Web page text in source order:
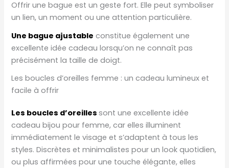
Offrir une bague est un geste fort. Elle peut symboliser
un lien, un moment ou une attention particulière.
Une bague ajustable constitue également une
excellente idée cadeau lorsqu’on ne connaît pas
précisément la taille de doigt.
Les boucles d’oreilles femme : un cadeau lumineux et
facile à offrir
Les boucles d’oreillessont une excellente idée
cadeau bijou pour femme, car elles illuminent
immédiatement le visage et s’adaptent à tous les
styles. Discrètes et minimalistes pour un look quotidien,
ou plus affirmées pour une touche élégante, elles